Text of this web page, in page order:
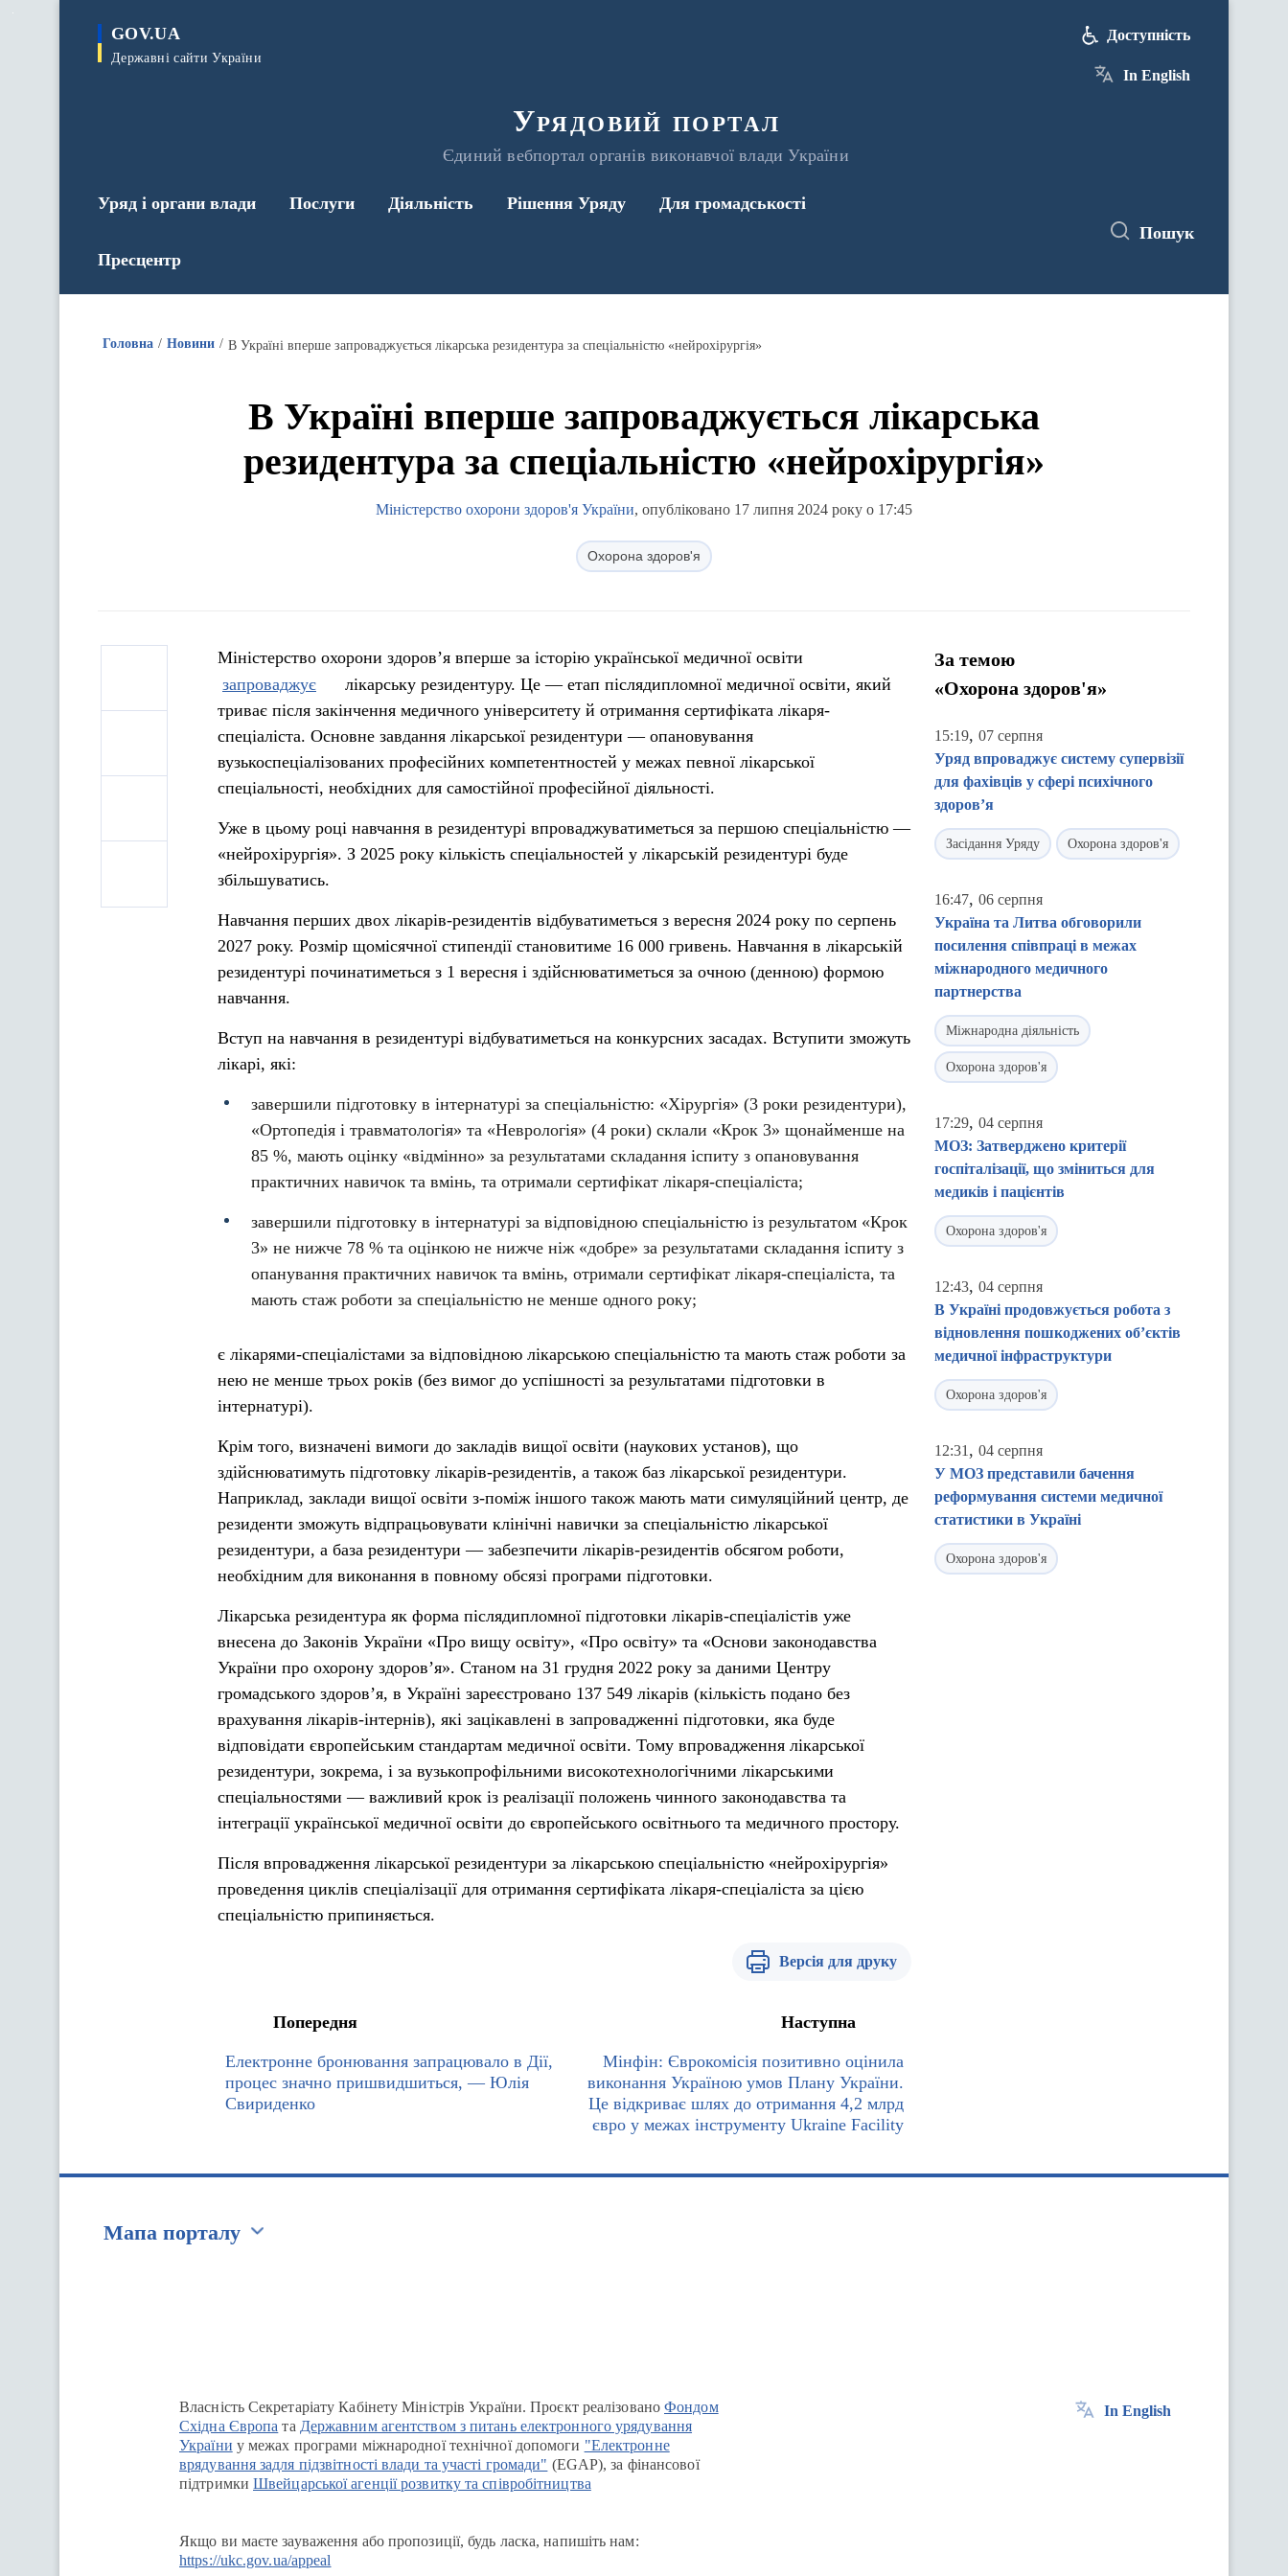
GOV.UA
Державні сайти України
Урядовий портал
Єдиний вебпортал органів виконавчої влади України
Доступність
In English
Уряд і органи влади Послуги Діяльність Рішення Уряду Для громадськості
Пресцентр
Пошук
Головна Новини В Україні вперше запроваджується лікарська резидентура за спеціальністю «нейрохірургія»
В Україні вперше запроваджується лікарська
резидентура за спеціальністю «нейрохірургія»
Міністерство охорони здоров'я України, опубліковано 17 липня 2024 року о 17:45
Охорона здоров'я
Міністерство охорони здоров’я вперше за історію української медичної освіти
запроваджує
лікарську резидентуру. Це — етап післядипломної медичної освіти, який
триває після закінчення медичного університету й отримання сертифіката лікаря-
спеціаліста. Основне завдання лікарської резидентури — опановування
вузькоспеціалізованих професійних компетентностей у межах певної лікарської
спеціальності, необхідних для самостійної професійної діяльності.
Уже в цьому році навчання в резидентурі впроваджуватиметься за першою спеціальністю —
«нейрохірургія». З 2025 року кількість спеціальностей у лікарській резидентурі буде
збільшуватись.
Навчання перших двох лікарів-резидентів відбуватиметься з вересня 2024 року по серпень
2027 року. Розмір щомісячної стипендії становитиме 16 000 гривень. Навчання в лікарській
резидентурі починатиметься з 1 вересня і здійснюватиметься за очною (денною) формою
навчання.
Вступ на навчання в резидентурі відбуватиметься на конкурсних засадах. Вступити зможуть
лікарі, які:
завершили підготовку в інтернатурі за спеціальністю: «Хірургія» (3 роки резидентури),
«Ортопедія і травматологія» та «Неврологія» (4 роки) склали «Крок 3» щонайменше на
85 %, мають оцінку «відмінно» за результатами складання іспиту з опановування
практичних навичок та вмінь, та отримали сертифікат лікаря-спеціаліста;
завершили підготовку в інтернатурі за відповідною спеціальністю із результатом «Крок
3» не нижче 78 % та оцінкою не нижче ніж «добре» за результатами складання іспиту з
опанування практичних навичок та вмінь, отримали сертифікат лікаря-спеціаліста, та
мають стаж роботи за спеціальністю не менше одного року;
є лікарями-спеціалістами за відповідною лікарською спеціальністю та мають стаж роботи за
нею не менше трьох років (без вимог до успішності за результатами підготовки в
інтернатурі).
Крім того, визначені вимоги до закладів вищої освіти (наукових установ), що
здійснюватимуть підготовку лікарів-резидентів, а також баз лікарської резидентури.
Наприклад, заклади вищої освіти з-поміж іншого також мають мати симуляційний центр, де
резиденти зможуть відпрацьовувати клінічні навички за спеціальністю лікарської
резидентури, а база резидентури — забезпечити лікарів-резидентів обсягом роботи,
необхідним для виконання в повному обсязі програми підготовки.
Лікарська резидентура як форма післядипломної підготовки лікарів-спеціалістів уже
внесена до Законів України «Про вищу освіту», «Про освіту» та «Основи законодавства
України про охорону здоров’я». Станом на 31 грудня 2022 року за даними Центру
громадського здоров’я, в Україні зареєстровано 137 549 лікарів (кількість подано без
врахування лікарів-інтернів), які зацікавлені в запровадженні підготовки, яка буде
відповідати європейським стандартам медичної освіти. Тому впровадження лікарської
резидентури, зокрема, і за вузькопрофільними високотехнологічними лікарськими
спеціальностями — важливий крок із реалізації положень чинного законодавства та
інтеграції української медичної освіти до європейського освітнього та медичного простору.
Після впровадження лікарської резидентури за лікарською спеціальністю «нейрохірургія»
проведення циклів спеціалізації для отримання сертифіката лікаря-спеціаліста за цією
спеціальністю припиняється.
Версія для друку
Попередня
Електронне бронювання запрацювало в Дії,
процес значно пришвидшиться, — Юлія
Свириденко
Наступна
Мінфін: Єврокомісія позитивно оцінила
виконання Україною умов Плану України.
Це відкриває шлях до отримання 4,2 млрд
євро у межах інструменту Ukraine Facility
За темою
«Охорона здоров'я»
15:19, 07 серпня
Уряд впроваджує систему супервізії
для фахівців у сфері психічного
здоров’я
Засідання Уряду Охорона здоров'я
16:47, 06 серпня
Україна та Литва обговорили
посилення співпраці в межах
міжнародного медичного
партнерства
Міжнародна діяльність
Охорона здоров'я
17:29, 04 серпня
МОЗ: Затверджено критерії
госпіталізації, що зміниться для
медиків і пацієнтів
Охорона здоров'я
12:43, 04 серпня
В Україні продовжується робота з
відновлення пошкоджених об’єктів
медичної інфраструктури
Охорона здоров'я
12:31 , 04 серпня
У МОЗ представили бачення
реформування системи медичної
статистики в Україні
Охорона здоров'я
Мапа порталу
Власність Секретаріату Кабінету Міністрів України. Проєкт реалізованоФондом
Східна Європа та Державним агентством з питань електронного урядування
України у межах програми міжнародної технічної допомоги "Електронне
врядування задля підзвітності влади та участі громади" (EGAP), за фінансової
підтримки Швейцарської агенції розвитку та співробітництва
Якщо ви маєте зауваження або пропозиції, будь ласка, напишіть нам:
https://ukc.gov.ua/appeal
In English